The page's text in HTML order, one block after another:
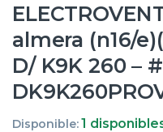
almera (n16/
D/ K9K 260 –
Disponible:1